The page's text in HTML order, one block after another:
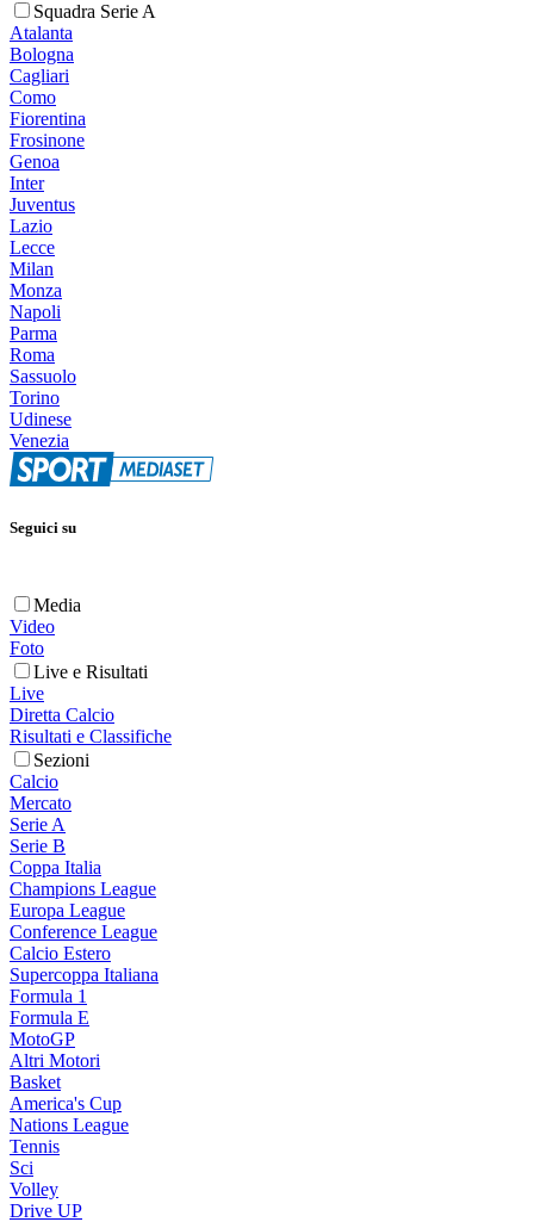
Squadra Serie A
Atalanta
Bologna
Cagliari
Como
Fiorentina
Frosinone
Genoa
Inter
Juventus
Lazio
Lecce
Milan
Monza
Napoli
Parma
Roma
Sassuolo
Torino
Udinese
Venezia
Seguici su
Media
Video
Foto
Live e Risultati
Live
Diretta Calcio
Risultati e Classifiche
Sezioni
Calcio
Mercato
Serie A
Serie B
Coppa Italia
Champions League
Europa League
Conference League
Calcio Estero
Supercoppa Italiana
Formula 1
Formula E
MotoGP
Altri Motori
Basket
America's Cup
Nations League
Tennis
Sci
Volley
Drive UP